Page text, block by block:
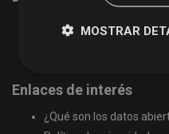
conjuntos de datos
Enlaces de interés
¿Qué son los datos
MOSTRAR